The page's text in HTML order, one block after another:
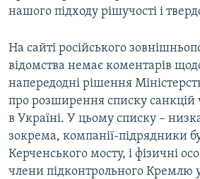
УКРАЇНСЬКА ПРОБЛЕМА КРИМУ
Усі сайти RFE/RL
нашого підходу рішучості і
На сайті російського
відомства немає коментарів
напередодні рішення
про розширення списку санкцій
в Україні. У цьому списку –
зокрема, компанії-підрядники
Керченського мосту, і фізичні
члени підконтрольного Кремлю